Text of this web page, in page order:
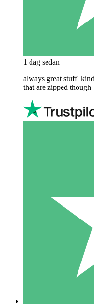
1 dag sedan
always great stuff.
that are zipped though